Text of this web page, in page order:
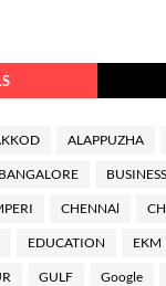
ALAPPUZHA
BANGALORE BUSINESS
CHENNAl
EDUCATION EKM
GULF Google